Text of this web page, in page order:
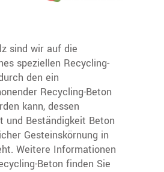
sind wir auf die
speziellen Recycling-
den ein
Recycling-Beton
kann, dessen
und Beständigkeit Beton
Gesteinskörnung in
Weitere Informationen
Beton finden Sie